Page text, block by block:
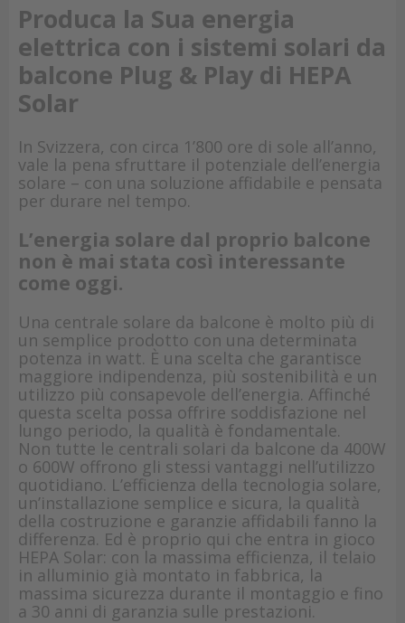
Produca la Sua energia
elettrica con i sistemi solari da
balcone Plug & Play di HEPA
Solar
In Svizzera, con circa 1’800 ore di sole all’anno,
vale la pena sfruttare il potenziale dell’energia
solare – con una soluzione affidabile e pensata
per durare nel tempo.
L’energia solare dal proprio balcone
non è mai stata così interessante
come oggi.
Una centrale solare da balcone è molto più di
un semplice prodotto con una determinata
potenza in watt. È una scelta che garantisce
maggiore indipendenza, più sostenibilità e un
utilizzo più consapevole dell’energia. Affinché
questa scelta possa offrire soddisfazione nel
lungo periodo, la qualità è fondamentale.
Non tutte le centrali solari da balcone da 400W
o 600W offrono gli stessi vantaggi nell’utilizzo
quotidiano. L’efficienza della tecnologia solare,
un’installazione semplice e sicura, la qualità
della costruzione e garanzie affidabili fanno la
differenza. Ed è proprio qui che entra in gioco
HEPA Solar: con la massima efficienza, il telaio
in alluminio già montato in fabbrica, la
massima sicurezza durante il montaggio e fino
a 30 anni di garanzia sulle prestazioni.